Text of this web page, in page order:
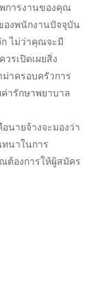
การงานของคุณ
องพนักงานปัจจุบัน
ไม่ว่าคุณจะมี
รเปิดเผยสิ่ง
าครอบครัวการ
ารักษาพยาบาล
นายจ้างจะมองว่า
นาในการ
องการให้ผู้สมัคร